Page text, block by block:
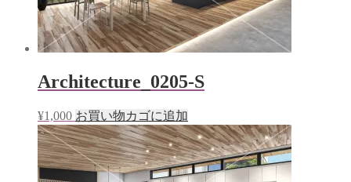
Architecture_0205-S
¥1,000 お買い物カゴに追加